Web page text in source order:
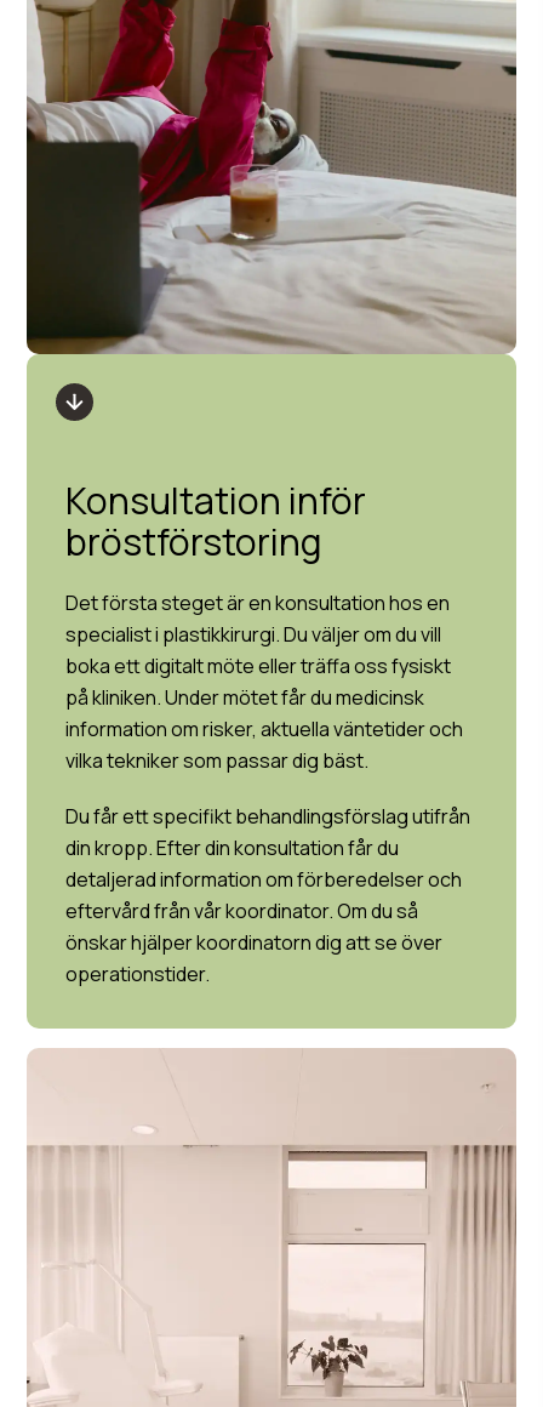
Konsultation inför
bröstförstoring
Det första steget är en konsultation hos en
specialist i plastikkirurgi. Du väljer om du vill
boka ett digitalt möte eller träffa oss fysiskt
på kliniken. Under mötet får du medicinsk
information om risker, aktuella väntetider och
vilka tekniker som passar dig bäst.
Du får ett specifikt behandlingsförslag utifrån
din kropp. Efter din konsultation får du
detaljerad information om förberedelser och
eftervård från vår koordinator. Om du så
önskar hjälper koordinatorn dig att se över
operationstider.